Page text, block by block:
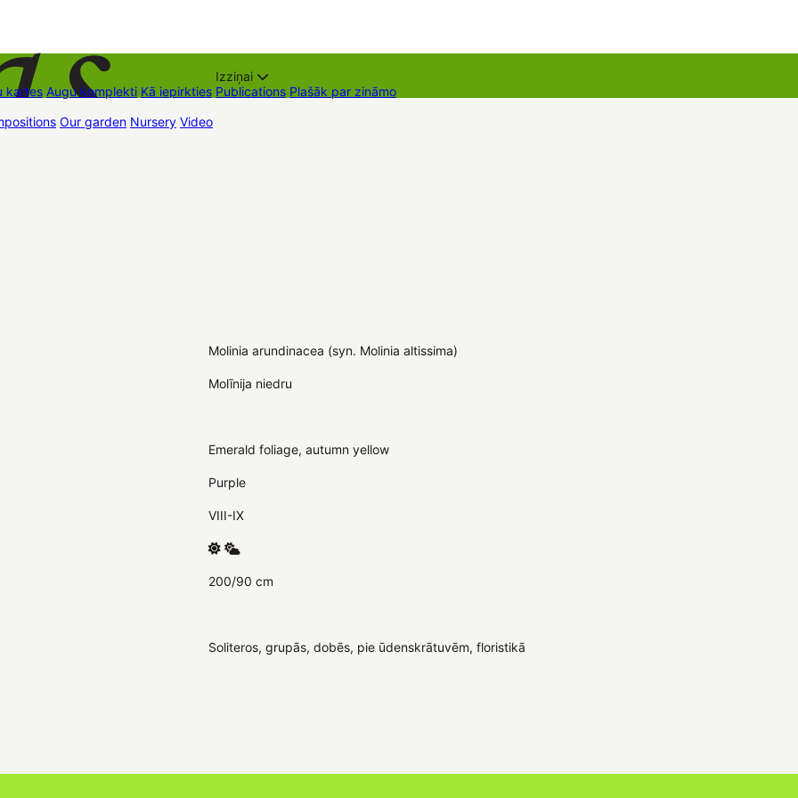
kartes Augu komplekti Kā iepirkties
Izziņai
Publications Plašāk par zināmo
Our garden Nursery Video
Molinia arundinacea (syn. Molinia altissima)
Molīnija niedru
Emerald foliage, autumn yellow
Purple
VIII-IX
200/90 cm
Soliteros, grupās, dobēs, pie ūdenskrātuvēm, floristikā